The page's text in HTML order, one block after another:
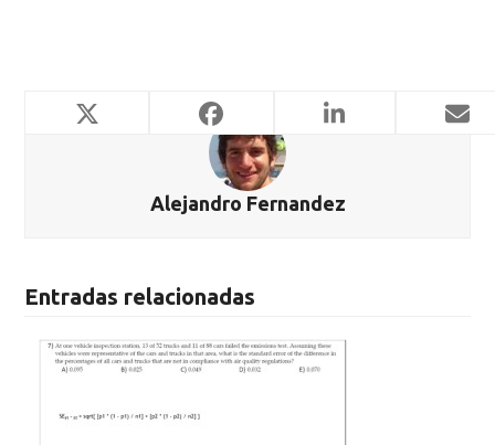
Alejandro Fernandez
Entradas relacionadas